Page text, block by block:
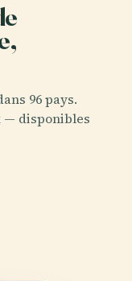
96 pays.
— disponibles